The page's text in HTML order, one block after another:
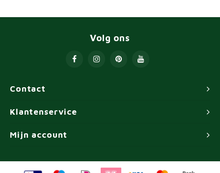
Contact
Volg ons
Klantenservice
Mijn account